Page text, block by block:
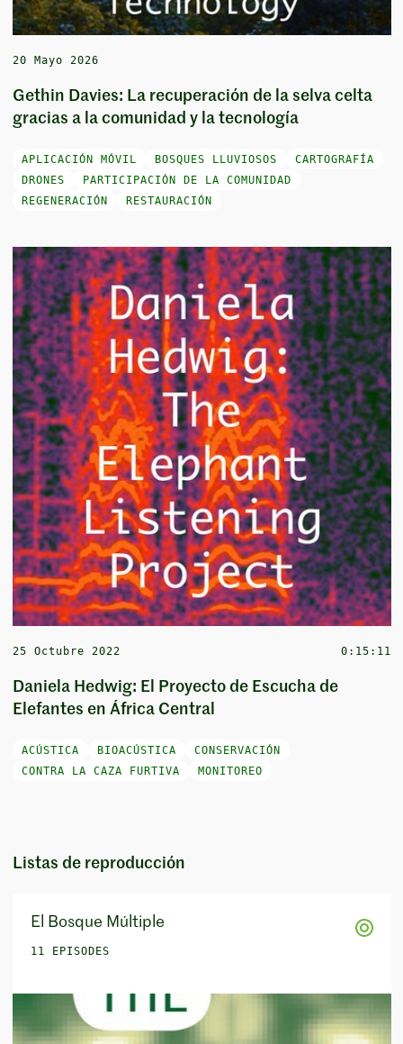
20 Mayo 2026
Gethin Davies: La recuperación de la selva celta
gracias a la comunidad y la tecnología
APLICACIÓN MÓVIL BOSQUES LLUVIOSOS
CARTOGRAFÍA
DRONES
PARTICIPACIÓN DE LA COMUNIDAD
REGENERACIÓN
RESTAURACIÓN
25 Octubre 2022 0:15:11
Daniela Hedwig: El Proyecto de Escucha de
Elefantes en África Central
ACÚSTICA BIOACÚSTICA
CONSERVACIÓN
CONTRA LA CAZA FURTIVA
MONITOREO
Listas de reproducción
El Bosque Múltiple
11 EPISODES